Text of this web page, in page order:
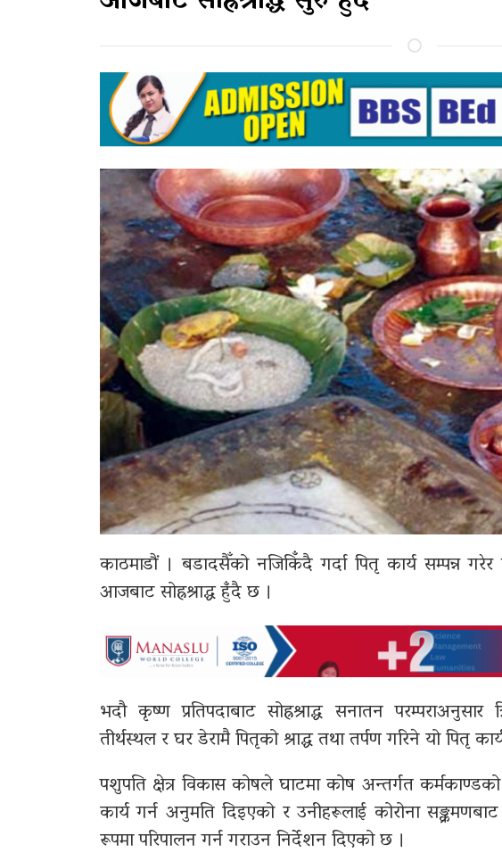
काठमाडौं । बडादसैँको नजिकिँदै गर्दा पितृ कार्य सम्पन्न
आजबाट सोह्रश्राद्ध हुँदै छ ।
भदौ कृष्ण प्रतिपदाबाट सोह्रश्राद्ध सनातन
तीर्थस्थल र घर डेरामै पितृको श्राद्ध तथा तर्पण गरिने यो पितृ
पशुपति क्षेत्र विकास कोषले घाटमा कोष अन्तर्गत कर्मकाण्डको
कार्य गर्न अनुमति दिइएको र उनीहरूलाई कोरोना
रूपमा परिपालन गर्न गराउन निर्देशन दिएको छ ।